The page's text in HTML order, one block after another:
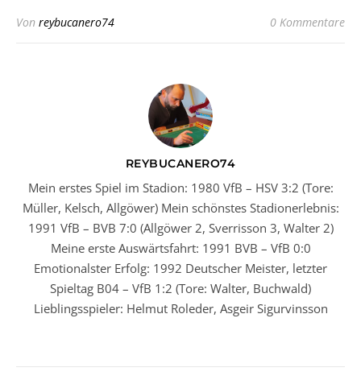
Von reybucanero74 0 Kommentare
REYBUCANERO74
Mein erstes Spiel im Stadion: 1980 VfB – HSV 3:2 (Tore:
Müller, Kelsch, Allgöwer) Mein schönstes Stadionerlebnis:
1991 VfB – BVB 7:0 (Allgöwer 2, Sverrisson 3, Walter 2)
Meine erste Auswärtsfahrt: 1991 BVB – VfB 0:0
Emotionalster Erfolg: 1992 Deutscher Meister, letzter
Spieltag B04 – VfB 1:2 (Tore: Walter, Buchwald)
Lieblingsspieler: Helmut Roleder, Asgeir Sigurvinsson